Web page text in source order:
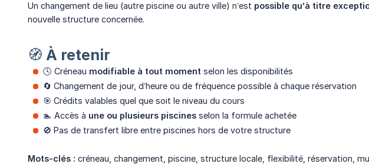
Un changement de lieu (autre piscine ou autre ville) n’est possible qu’à titre
nouvelle structure concernée.
🧭 À retenir
🕓 Créneau modifiable à tout moment selon les disponibilités
🔄 Changement de jour, d’heure ou de fréquence possible à chaque réservation
🎯 Crédits valables quel que soit le niveau du cours
🏊 Accès à une ou plusieurs piscines selon la formule achetée
🚫 Pas de transfert libre entre piscines hors de votre structure
Mots-clés : créneau, changement, piscine, structure locale, flexibilité, réservation,